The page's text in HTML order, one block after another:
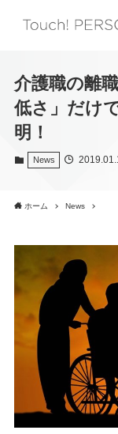
介護職の離
低さ」だけ
明！
News
ホーム News